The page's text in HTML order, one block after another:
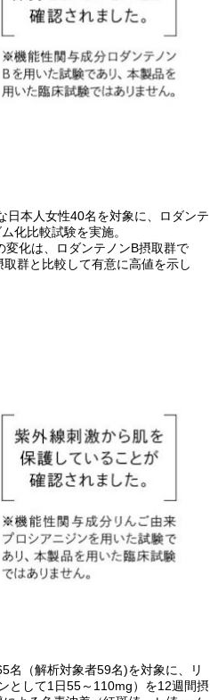
日本人女性40名を対象に、ロダンテ
化比較試験を実施。
化は、ロダンテノンB摂取群で
群と比較して有意に高値を示し
名（解析対象者59名)を対象に、リ
として1日55～110mg）を12週間摂